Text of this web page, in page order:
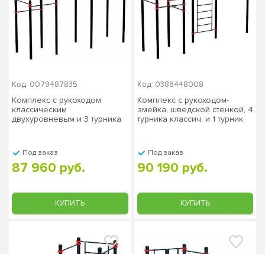
Код: 0079487835
Комплекс с рукоходом
классическим
двухуровневым и 3 турника
Под заказ
87 960 руб.
КУПИТЬ
Код: 0386448008
Комплекс с рукоходом-
змейка, шведской стенкой, 4
турника классич. и 1 турник
Под заказ
90 190 руб.
КУПИТЬ